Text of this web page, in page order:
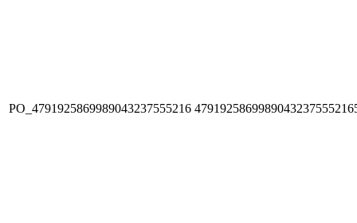
PO_4791925869989043237555216